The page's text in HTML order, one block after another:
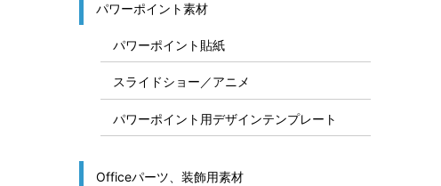
パワーポイント素材
パワーポイント貼紙
スライドショー／アニメ
パワーポイント用デザインテンプレート
Officeパーツ、装飾用素材